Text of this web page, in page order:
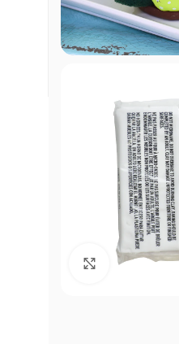
Click to